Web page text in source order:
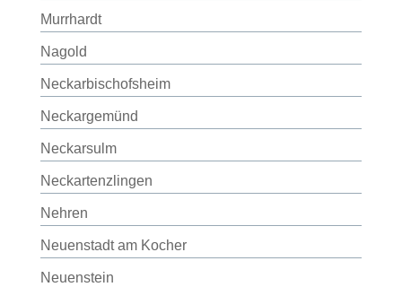
Murrhardt
Nagold
Neckarbischofsheim
Neckargemünd
Neckarsulm
Neckartenzlingen
Nehren
Neuenstadt am Kocher
Neuenstein